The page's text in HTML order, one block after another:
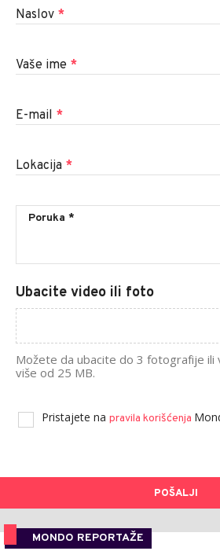
Naslov *
Vaše ime *
E-mail *
Lokacija *
Ubacite video ili foto
Možete da ubacite do 3 fotografije ili
više od 25 MB.
Pristajete na pravila korišćenja
POŠALJI
MONDO REPORTAŽE